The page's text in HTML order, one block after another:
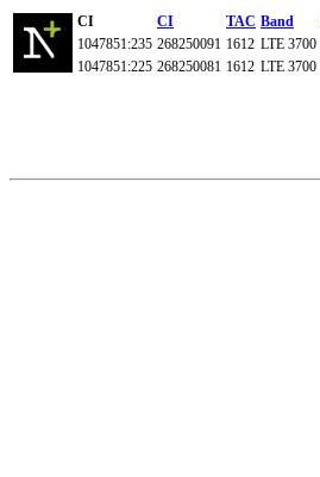
CI CI TAC Band
1047851:235 268250091 1612 LTE 3700
1047851:225 268250081 1612 LTE 3700